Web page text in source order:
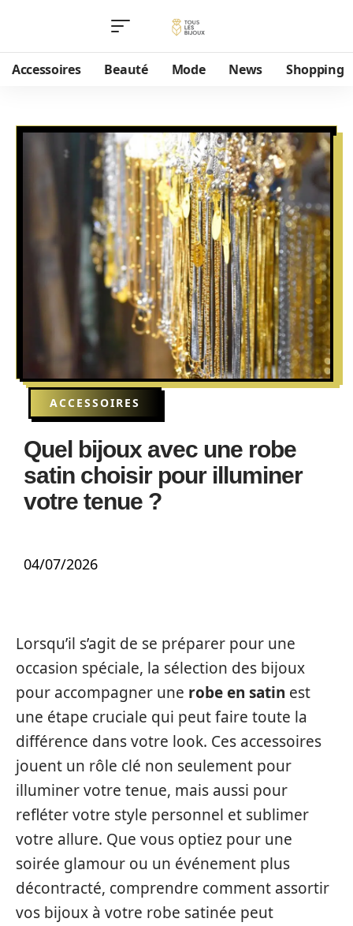
Accessoires Beauté Mode News Shopping
ACCESSOIRES
Quel bijoux avec une robe
satin choisir pour illuminer
votre tenue ?
04/07/2026
Lorsqu’il s’agit de se préparer pour une
occasion spéciale, la sélection des bijoux
pour accompagner une robe en satin est
une étape cruciale qui peut faire toute la
différence dans votre look. Ces accessoires
jouent un rôle clé non seulement pour
illuminer votre tenue, mais aussi pour
refléter votre style personnel et sublimer
votre allure. Que vous optiez pour une
soirée glamour ou un événement plus
décontracté, comprendre comment assortir
vos bijoux à votre robe satinée peut